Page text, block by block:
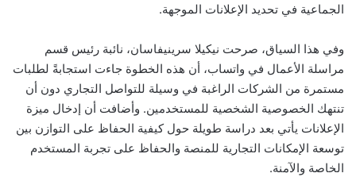
الجماعية في تحديد الإعلانات الموجهة.
وفي هذا السياق، صرحت نيكيلا سرينيفاسان، نائبة رئيس قسم
مراسلة الأعمال في واتساب، أن هذه الخطوة جاءت استجابةً لطلبات
مستمرة من الشركات الراغبة في وسيلة للتواصل التجاري دون أن
تنتهك الخصوصية الشخصية للمستخدمين. وأضافت أن إدخال ميزة
الإعلانات يأتي بعد دراسة طويلة حول كيفية الحفاظ على التوازن بين
توسعة الإمكانات التجارية للمنصة والحفاظ على تجربة المستخدم
الخاصة والآمنة.